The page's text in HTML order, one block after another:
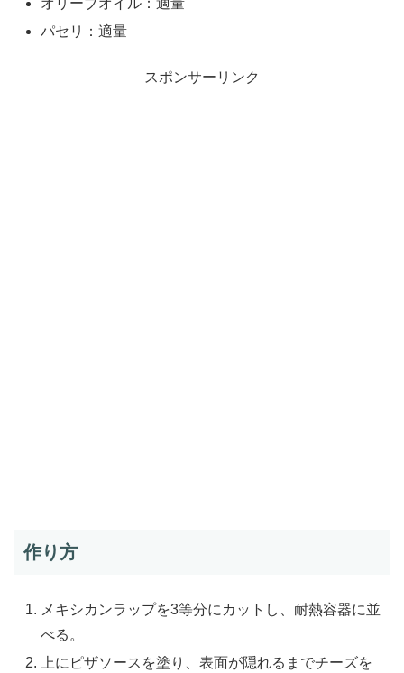
オリーブオイル：適量
パセリ：適量
スポンサーリンク
作り方
メキシカンラップを3等分にカットし、耐熱容器に並
べる。
上にピザソースを塗り、表面が隠れるまでチーズを